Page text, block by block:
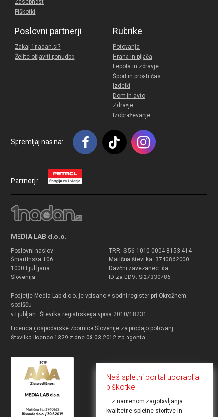
Zasebnost
Piškotki
Poslovni partnerji
Zakaj 1nadan.si?
Želite objaviti ponudbo
Rubrike
Potovanja
Hrana in pijača
Lepota in zdravje
Šport in prosti čas
Izdelki
Dom in avto
Zdravje
Izobraževanje
Spremljaj nas na:
Partnerji:
MEDIA LAB d.o.o.
Poslovni naslov:
Šmartinska 106
1000 Ljubljana
Slovenija
TRR: SI56 1010 0004 8153 414
Matična številka: 3740862000
Davčni zavezanec: da
ID za DDV: SI27330486
Podjetje Media Lab d.o.o. je vpisano v sodni register pri Okrožnem
sodišču
v Ljubljani: Številka registrskega vpisa 2010/18231.
Licenca gospodarske zbornice Slovenije za prodajo potovanj.
Številka licence 1329 z dne 08.03.2012 za agenta.
Naš spletni portal uporablja
piškotke
... z namenom zagotavljanja
kvalitetne spletne storitve in